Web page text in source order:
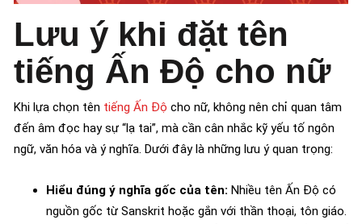
Lưu ý khi đặt tên
tiếng Ấn Độ cho nữ
Khi lựa chọn tên tiếng Ấn Độ cho nữ, không nên chỉ quan tâm
đến âm đọc hay sự “lạ tai”, mà cần cân nhắc kỹ yếu tố ngôn
ngữ, văn hóa và ý nghĩa. Dưới đây là những lưu ý quan trọng:
Hiểu đúng ý nghĩa gốc của tên: Nhiều tên Ấn Độ có
nguồn gốc từ Sanskrit hoặc gắn với thần thoại, tôn giáo.